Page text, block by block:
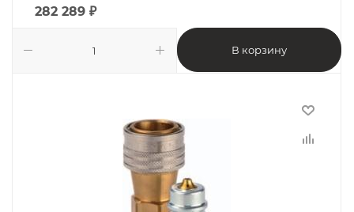
282 289 ₽
В корзину